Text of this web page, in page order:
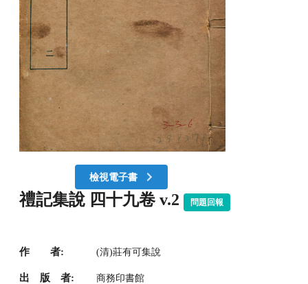
檢視電子書
禮記集說 四十九卷 v.2 問題回報
作 者: (清)莊有可集說
出 版 者: 商務印書館